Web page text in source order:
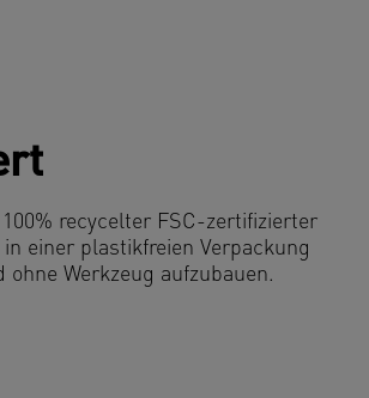
recycelter FSC-zertifizierter
einer plastikfreien Verpackung
Werkzeug aufzubauen.